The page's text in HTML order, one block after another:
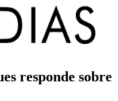
responde sobre